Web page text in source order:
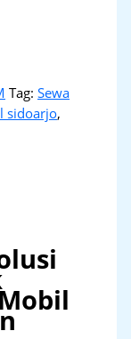
Tag:Sewa
sidoarjo,